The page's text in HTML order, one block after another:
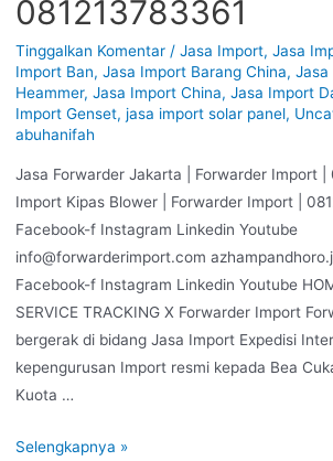
081213783361
Tinggalkan Komentar / Jasa Import, Jasa
Import Ban, Jasa Import Barang China, Jasa
Heammer, Jasa Import China, Jasa Import
Import Genset, jasa import solar panel,
abuhanifah
Jasa Forwarder Jakarta | Forwarder Import |
Import Kipas Blower | Forwarder Import |
Facebook-f Instagram Linkedin Youtube
info@forwarderimport.com
Facebook-f Instagram Linkedin Youtube
SERVICE TRACKING X Forwarder Import
bergerak di bidang Jasa Import Expedisi
kepengurusan Import resmi kepada Bea
Kuota …
Selengkapnya »